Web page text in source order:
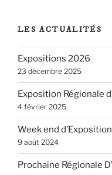
LES ACTUALITÉS
Expositions 2026
23 décembre 2025
Exposition Régionale
4 février 2025
Week end
9 août 2024
Prochaine Régionale